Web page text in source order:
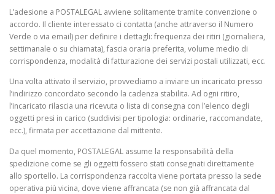
L’adesione a POSTALEGAL avviene solitamente tramite convenzione o
accordo. Il cliente interessato ci contatta (anche attraverso il Numero
Verde o via email) per definire i dettagli: frequenza dei ritiri (giornaliera,
settimanale o su chiamata), fascia oraria preferita, volume medio di
corrispondenza, modalità di fatturazione dei servizi postali utilizzati, ecc.
Una volta attivato il servizio, provvediamo a inviare un incaricato presso
l’indirizzo concordato secondo la cadenza stabilita. Ad ogni ritiro,
l’incaricato rilascia una ricevuta o lista di consegna con l’elenco degli
oggetti presi in carico (suddivisi per tipologia: ordinarie, raccomandate,
ecc.), firmata per accettazione dal mittente.
Da quel momento, POSTALEGAL assume la responsabilità della
spedizione come se gli oggetti fossero stati consegnati direttamente
allo sportello. La corrispondenza raccolta viene portata presso la sede
operativa più vicina, dove viene affrancata (se non già affrancata dal